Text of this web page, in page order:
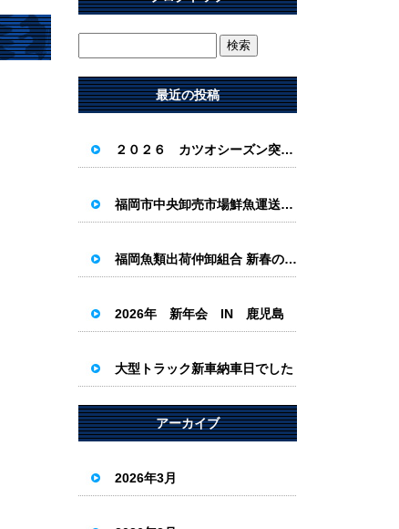
最近の投稿
２０２６ カツオシーズン突入！！
福岡市中央卸売市場鮮魚運送組合新年会
福岡魚類出荷仲卸組合 新春の集い
2026年 新年会 IN 鹿児島
大型トラック新車納車日でした
アーカイブ
2026年3月